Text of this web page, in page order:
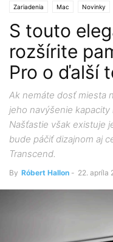
Zariadenia Mac Novinky
S touto
rozšírite
Pro o ďalší
Ak nemáte dosť miesta
jeho navýšenie
Našťastie však existuje
bude páčiť dizajnom aj
Transcend.
By Róbert Hallon - 22. apríla